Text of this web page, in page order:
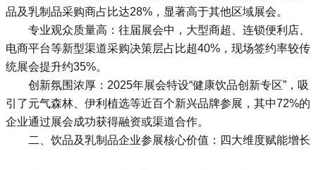
品及乳制品采购商占比达28%，显著高于其他区域展会。
专业观众质量高：往届展会中，大型商超、连锁便利店、
电商平台等新型渠道采购决策层占比超40%，现场签约率较传
统展会提升约35%。
创新氛围浓厚：2025年展会特设“健康饮品创新专区”，吸
引了元气森林、伊利植选等近百个新兴品牌参展，其中72%的
企业通过展会成功获得融资或渠道合作。
二、饮品及乳制品企业参展核心价值：四大维度赋能增长